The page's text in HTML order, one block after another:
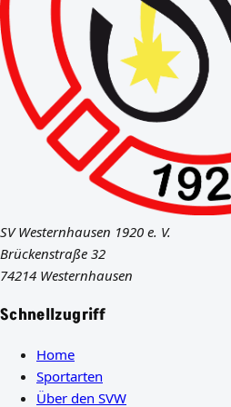
SV Westernhausen 1920 e. V.
Brückenstraße 32
74214 Westernhausen
Schnellzugriff
Home
Sportarten
Über den SVW